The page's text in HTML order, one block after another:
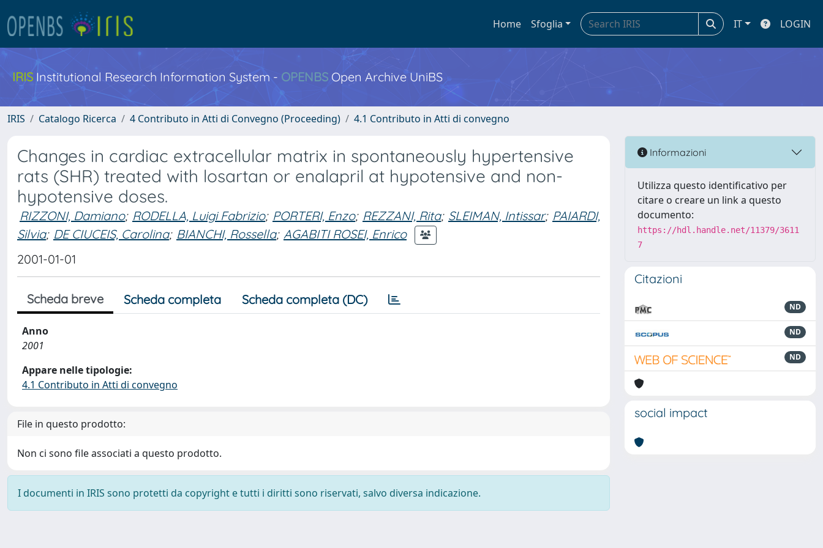
Home Sfoglia IT LOGIN
IRIS Institutional Research Information System - OPENBS Open Archive UniBS
IRIS Catalogo Ricerca 4 Contributo in Atti di Convegno (Proceeding) 4.1 Contributo in Atti di convegno
Changes in cardiac extracellular matrix in spontaneously hypertensive
rats (SHR) treated with losartan or enalapril at hypotensive and non-
hypotensive doses.
RIZZONI, Damiano; RODELLA, Luigi Fabrizio; PORTERI, Enzo; REZZANI, Rita; SLEIMAN, Intissar; PAIARDI,
Silvia; DE CIUCEIS, Carolina; BIANCHI, Rossella; AGABITI ROSEI, Enrico
2001-01-01
Scheda breve Scheda completa Scheda completa (DC)
Anno
2001
Appare nelle tipologie:
4.1 Contributo in Atti di convegno
File in questo prodotto:
Non ci sono file associati a questo prodotto.
I documenti in IRIS sono protetti da copyright e tutti i diritti sono riservati, salvo diversa indicazione.
Informazioni
Utilizza questo identificativo per
citare o creare un link a questo
documento:
https://hdl.handle.net/11379/3611
7
Citazioni
ND
ND
ND
social impact